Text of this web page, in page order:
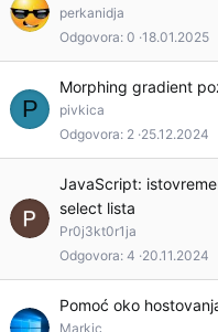
perkanidja
Odgovora 0 18.01.2025
P
Morphing gradient
pivkica
Odgovora 2 25.12.2024
JavaScript:
select lista
Pr0j3kt0r1ja
Odgovora 4 20.11.2024
Pomoć oko
Markic